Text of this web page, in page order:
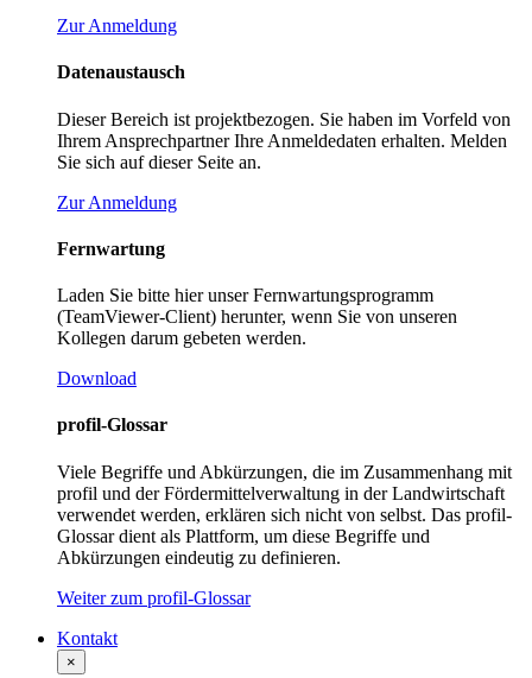
Zur Anmeldung
Datenaustausch
Dieser Bereich ist projektbezogen. Sie haben im Vorfeld von
Ihrem Ansprechpartner Ihre Anmeldedaten erhalten. Melden
Sie sich auf dieser Seite an.
Zur Anmeldung
Fernwartung
Laden Sie bitte hier unser Fernwartungsprogramm
(TeamViewer-Client) herunter, wenn Sie von unseren
Kollegen darum gebeten werden.
Download
profil-Glossar
Viele Begriffe und Abkürzungen, die im Zusammenhang mit
profil und der Fördermittelverwaltung in der Landwirtschaft
verwendet werden, erklären sich nicht von selbst. Das profil-
Glossar dient als Plattform, um diese Begriffe und
Abkürzungen eindeutig zu definieren.
Weiter zum profil-Glossar
Kontakt
×